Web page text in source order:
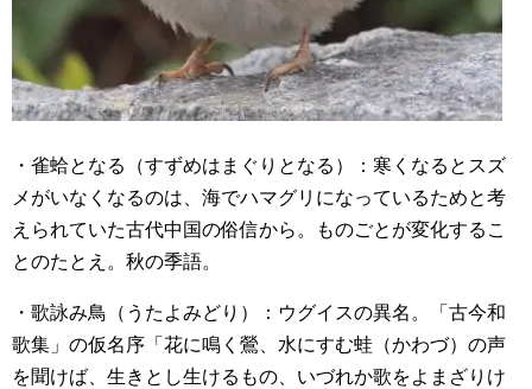
・雀蛤となる（すずめはまぐりとなる）：寒くなるとスズ
メがいなくなるのは、海でハマグリになっているためと考
えられていた古代中国の俗信から。ものごとが変化するこ
とのたとえ。秋の季語。
・歌詠み鳥（うたよみどり）：ウグイスの異名。「古今和
歌集」の仮名序「花に鳴く鶯、水にすむ蛙（かわづ）の声
を聞けば、生きとし生けるもの、いづれか歌をよまざりけ